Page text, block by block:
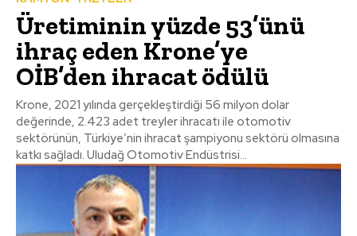
Üretiminin yüzde 53’ünü
ihraç eden Krone’ye
OİB’den ihracat ödülü
Krone, 2021 yılında gerçekleştirdiği 56 milyon dolar
değerinde, 2.423 adet treyler ihracatı ile otomotiv
sektörünün, Türkiye’nin ihracat şampiyonu sektörü olmasına
katkı sağladı. Uludağ Otomotiv Endüstrisi...